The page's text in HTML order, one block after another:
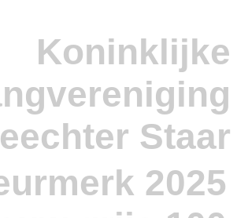
Koninklijke
Staar